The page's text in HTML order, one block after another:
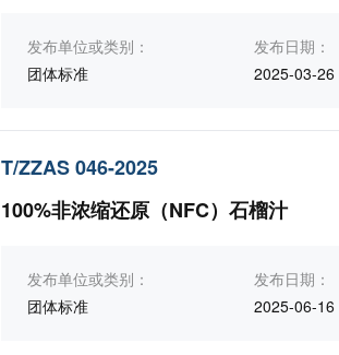
发布单位或类别：
团体标准
发布日期：
2025-03-26
T/ZZAS 046-2025
100%非浓缩还原（NFC）石榴汁
发布单位或类别：
团体标准
发布日期：
2025-06-16